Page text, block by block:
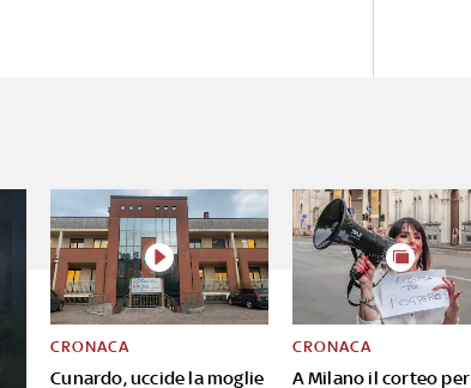
Cunardo, uccide la moglie
CRONACA
A Milano il corteo per
CRONACA